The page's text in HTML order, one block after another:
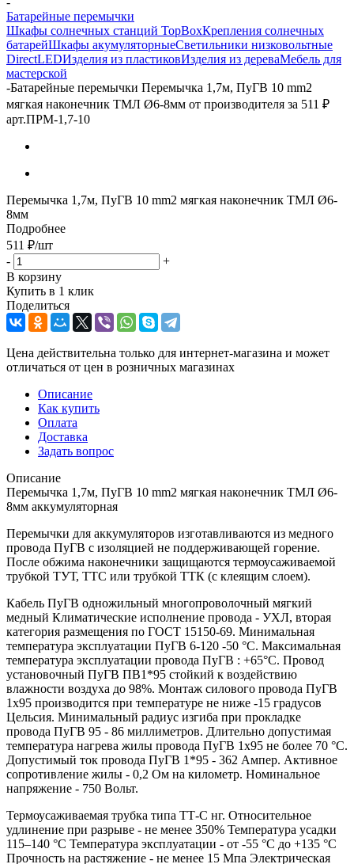
Батарейные перемычки
Шкафы солнечных станций TopBoxКрепления солнечных
батарейШкафы акумуляторныеСветильники низковольтные
DirectLEDИзделия из пластиковИзделия из дереваМебель для
мастерской
-Батарейные перемычки Перемычка 1,7м, ПуГВ 10 mm2
мягкая наконечник ТМЛ Ø6-8мм от производителя за 511 ₽
арт.ПРМ-1,7-10
Перемычка 1,7м, ПуГВ 10 mm2 мягкая наконечник ТМЛ Ø6-
8мм
Подробнее
511 ₽/шт
-
+
В корзину
Купить в 1 клик
Поделиться
Цена действительна только для интернет-магазина и может
отличаться от цен в розничных магазинах
Описание
Как купить
Оплата
Доставка
Задать вопрос
Описание
Перемычка 1,7м, ПуГВ 10 mm2 мягкая наконечник ТМЛ Ø6-
8мм аккумуляторная
Перемычки для аккумуляторов изготавливаются из медного
провода ПуГВ с изоляцией не поддерживающей горение.
После обжима наконечники защищаются термоусаживаемой
трубкой ТУТ, ТТС или трубкой ТТК (с клеящим слоем).
Кабель ПуГВ одножильный многопроволочный мягкий
медный Климатические исполнение провода - УХЛ, вторая
категория размещения по ГОСТ 15150-69. Минимальная
температура эксплуатации ПуГВ 6-120 -50 °С. Максимальная
температура эксплуатации провода ПуГВ : +65°С. Провод
установочный ПуГВ ПВ1*95 стойкий к воздействию
влажности воздуха до 98%. Монтаж силового провода ПуГВ
1х95 производится при температуре не ниже -15 градусов
Цельсия. Минимальный радиус изгиба при прокладке
провода ПуГВ 95 - 86 миллиметров. Длительно допустимая
температура нагрева жилы провода ПуГВ 1х95 не более 70 °С.
Допустимый ток провода ПуГВ 1*95 - 362 Ампер. Активное
сопротивление жилы - 0,2 Ом на километр. Номинальное
напряжение - 750 Вольт.
Термоусаживаемая трубка типа ТТ-С нг. Относительное
удлинение при разрыве - не менее 350% Температура усадки
115–140 °C Температура эксплуатации - от -55 °C до +135 °C
Прочность на растяжение - не менее 15 Мпа Электрическая